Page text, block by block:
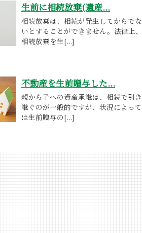
生前に相続放棄(遺産...
相続放棄は、相続が発生してからでな
いとすることができません。法律上、
相続放棄を生[...]
不動産を生前贈与した...
親から子への資産承継は、相続で引き
継ぐのが一般的ですが、状況によって
は生前贈与の[...]